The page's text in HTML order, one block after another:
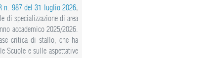
n. 987 del 31 luglio 2026,
di specializzazione di area
accademico 2025/2026.
critica di stallo, che ha
Scuole e sulle aspettative